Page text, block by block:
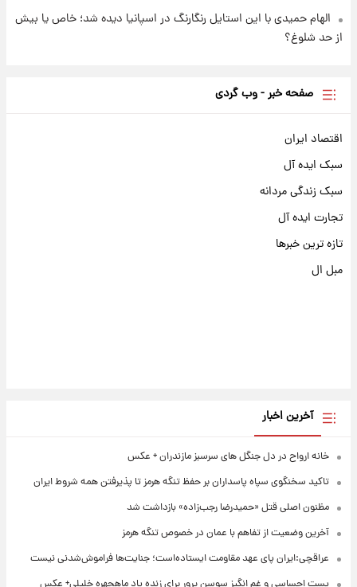
الهام حمیدی با این استایل رنگارنگ در اسپانیا دیده شد؛ خاص یا بیش
از حد شلوغ؟
صفحه خبر - وب گردی
اقتصاد ایران
سبک ایده آل
سبک زندگی مردانه
تجارت ایده آل
تازه ترین خبرها
مبل ال
آخرین اخبار
خانه ارواح در دل جنگل های سرسبز مازندران + عکس
تاکید سخنگوی سپاه پاسداران بر حفظ تنگه هرمز تا پذیرفتن همه شروط ایران
مظنون اصلی قتل «حمیدرضا رجب‌زاده» بازداشت شد
آخرین وضعیت از تفاهم با عمان در خصوص تنگه هرمز
عراقچی:ایران پای عهد مقاومت ایستاده‌است؛ جنایت‌ها فراموش‌شدنی نیست
پست احساسی و غم انگیز سوسن پرور برای زنده یاد ماهچهره خلیلی+ عکس